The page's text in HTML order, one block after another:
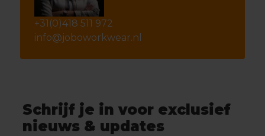
+31(0)418 511 972
info@joboworkwear.nl
Schrijf je in voor exclusief
nieuws & updates